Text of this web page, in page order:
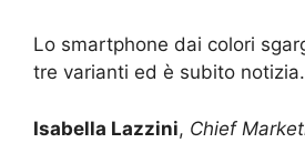
Lo smartphone dai colori
tre varianti ed è subito notizia.
Isabella Lazzini, Chief